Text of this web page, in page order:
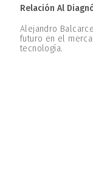
Relación Al
Alejandro
futuro en el
tecnología.